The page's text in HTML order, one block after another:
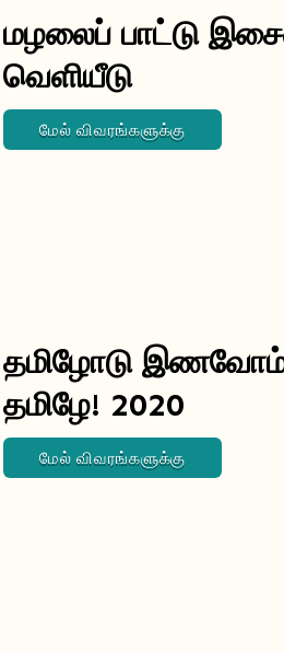
மழலைப் பாட்டு
வெளியீடு
மேல் விவரங்களுக்கு
தமிழோடு
தமிழே! 2020
மேல் விவரங்களுக்கு